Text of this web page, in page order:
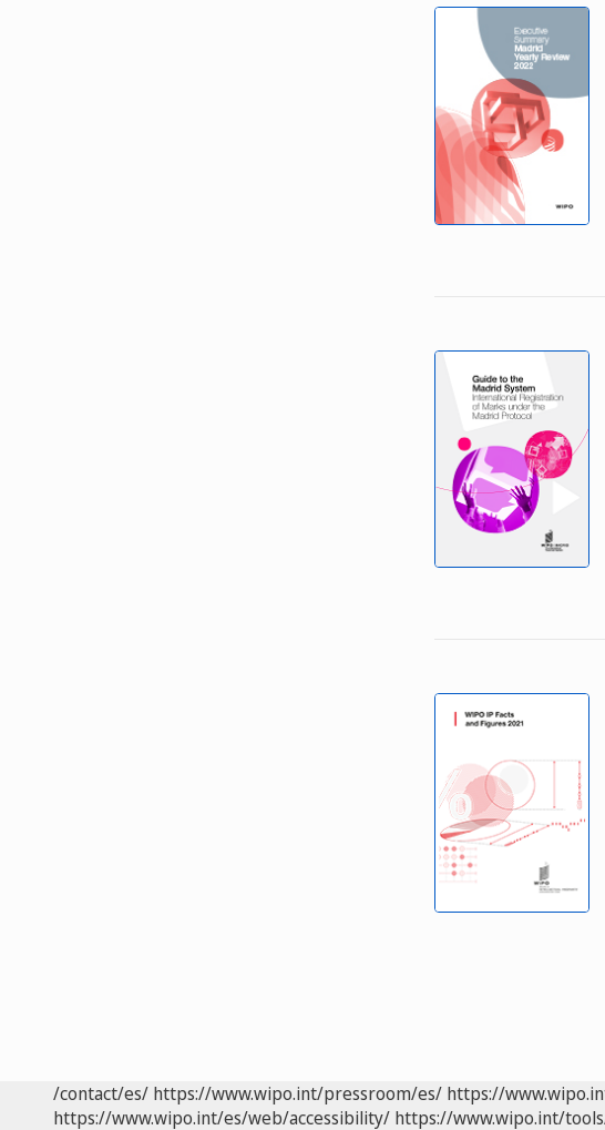
/contact/es/ https://www.wipo.int/pressroom/es/ https://
https://www.wipo.int/es/web/accessibility/ https://www.wipo.int/